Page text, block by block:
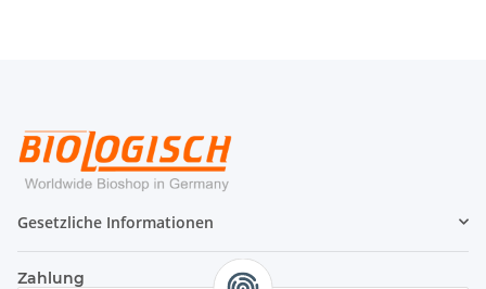
Gesetzliche Informationen
Zahlung